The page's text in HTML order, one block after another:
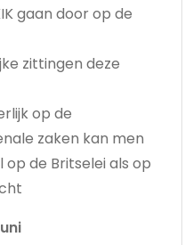
gaan door op de
zittingen deze
op de
zaken kan men
de Britselei als op